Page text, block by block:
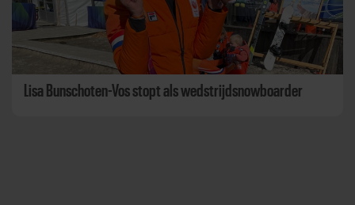
Lisa Bunschoten-Vos stopt als wedstrijdsnowboarder